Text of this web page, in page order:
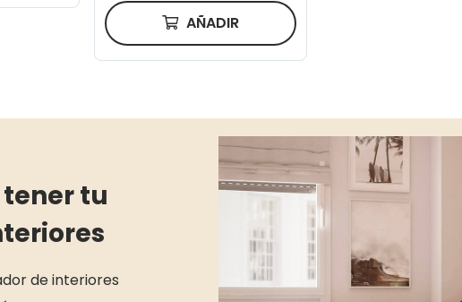
AÑADIR
tu
de interiores